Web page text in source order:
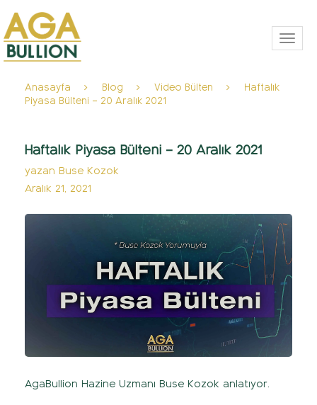
Anasayfa Blog Video Bülten
Haftalık
Piyasa Bülteni – 20 Aralık 2021
Haftalık Piyasa Bülteni – 20 Aralık 2021
yazan Buse Kozok
Aralık 21, 2021
AgaBullion Hazine Uzmanı Buse Kozok anlatıyor.